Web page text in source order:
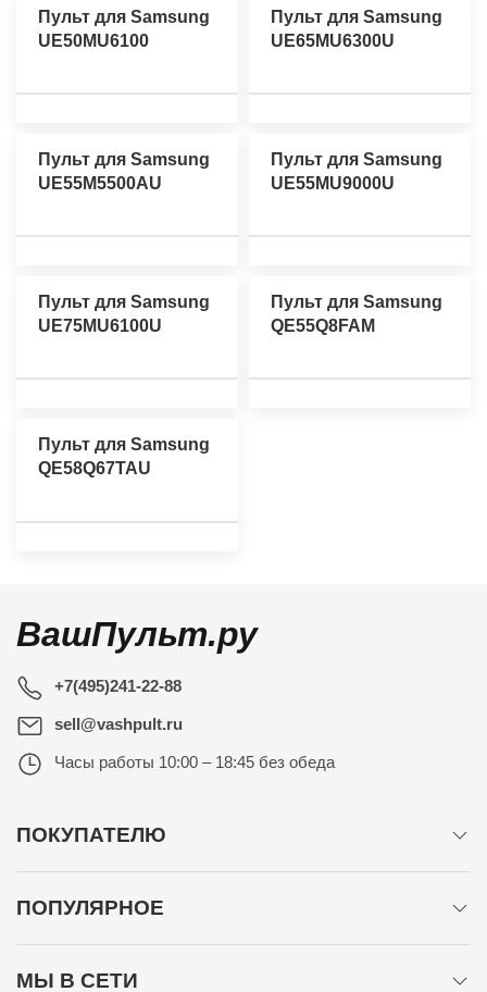
Пульт для Samsung
UE50MU6100
Пульт для Samsung
UE65MU6300U
Пульт для Samsung
UE55M5500AU
Пульт для Samsung
UE55MU9000U
Пульт для Samsung
UE75MU6100U
Пульт для Samsung
QE55Q8FAM
Пульт для Samsung
QE58Q67TAU
ВашПульт.ру
+7(495)241-22-88
sell@vashpult.ru
Часы работы 10:00 – 18:45 без обеда
ПОКУПАТЕЛЮ
ПОПУЛЯРНОЕ
МЫ В СЕТИ